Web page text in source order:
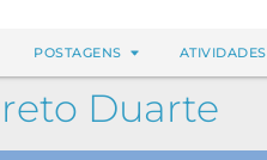
POSTAGENS ATIVIDADES
Duarte